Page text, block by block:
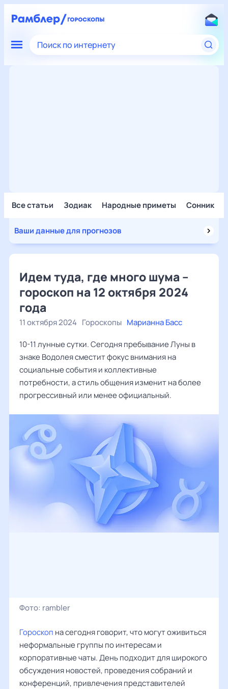
Поиск по интернету
Все статьи Зодиак Народные приметы Сонник
Ваши данные для прогнозов
Идем туда, где много шума –
гороскоп на 12 октября 2024
года
11 октября 2024 Гороскопы Марианна Басс
10-11 лунные сутки. Сегодня пребывание Луны в
знаке Водолея сместит фокус внимания на
социальные события и коллективные
потребности, а стиль общения изменит на более
прогрессивный или менее официальный.
Фото: rambler
Гороскоп на сегодня говорит, что могут оживиться
неформальные группы по интересам и
корпоративные чаты. День подходит для широкого
обсуждения новостей, проведения собраний и
конференций, привлечения представителей